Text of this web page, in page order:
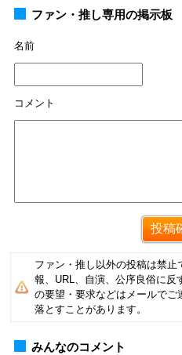
ファン・推し専用の掲示板
名前
コメント
ファン・推し以外の投稿は禁
報、URL、自演、公序良俗に
の要望・要求などはメールで
落とすことがあります。
みんなのコメント